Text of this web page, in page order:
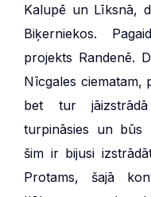
Kalupē un Līksnā,
Biķerniekos.
projekts Randenē.
Nīcgales ciematam,
bet tur
turpināsies un būs
šim ir bijusi
Protams, šajā